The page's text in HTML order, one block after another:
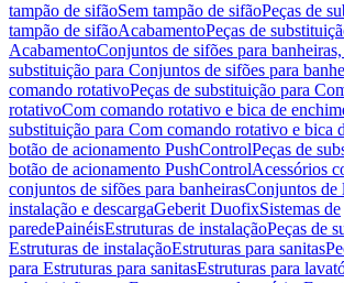
tampão de sifãoSem tampão de sifãoPeças de
tampão de sifãoAcabamentoPeças de
AcabamentoConjuntos de sifões para
substituição para Conjuntos de sifões para
comando rotativoPeças de substituição para
rotativoCom comando rotativo e bica de
substituição para Com comando rotativo e bica
botão de acionamento PushControlPeças de
botão de acionamento PushControlAcessórios
conjuntos de sifões para banheirasConjuntos de
instalação e descargaGeberit DuofixSistemas de
paredePainéisEstruturas de instalaçãoPeças de
Estruturas de instalaçãoEstruturas para sanitas
para Estruturas para sanitasEstruturas para